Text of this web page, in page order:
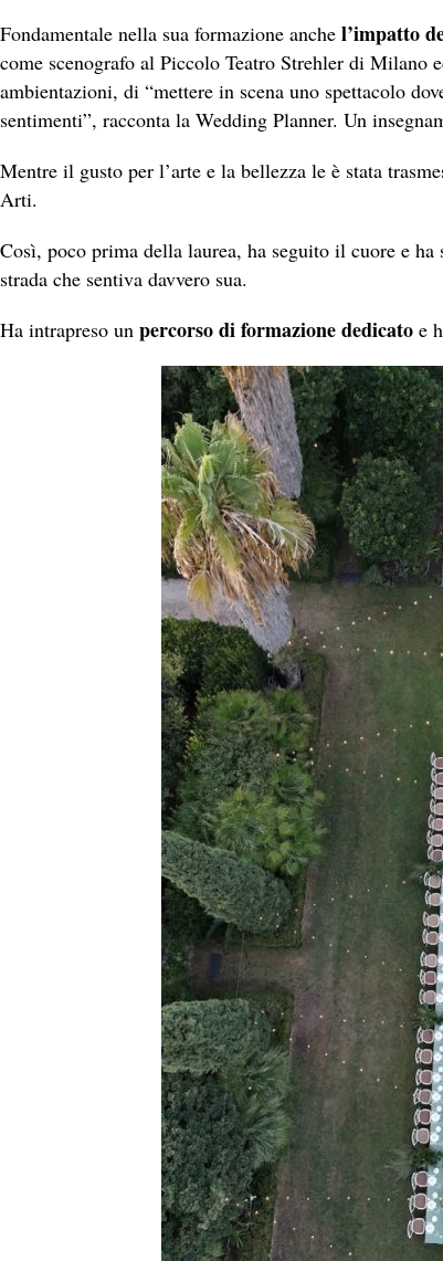
Fondamentale nella sua formazione anche l’impatto
come scenografo al Piccolo Teatro Strehler di Milano
ambientazioni, di “mettere in scena uno spettacolo
sentimenti”, racconta la Wedding Planner. Un
Mentre il gusto per l’arte e la bellezza le è stata
Arti.
Così, poco prima della laurea, ha seguito il cuore e
strada che sentiva davvero sua.
Ha intrapreso un percorso di formazione dedicato e